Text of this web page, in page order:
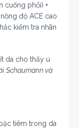
cuống phổi) +
độ ACE cao
kiểm tra nhãn
da cho thấy u
Schaumann và
tiêm trong da